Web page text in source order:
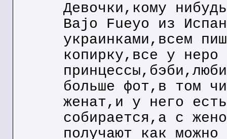
Девочки,кому
Bajo Fueyo из
украинками,всем
копирку,все у неро
больше фот,в том
женат,и у него
собирается,а с
получают как